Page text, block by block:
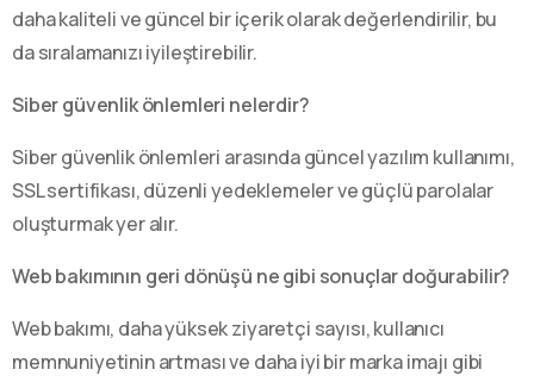
daha kaliteli ve güncel bir içerik olarak değerlendirilir, bu
da sıralamanızı iyileştirebilir.
Siber güvenlik önlemleri nelerdir?
Siber güvenlik önlemleri arasında güncel yazılım kullanımı,
SSL sertifikası, düzenli yedeklemeler ve güçlü parolalar
oluşturmak yer alır.
Web bakımının geri dönüşü ne gibi sonuçlar doğurabilir?
Web bakımı, daha yüksek ziyaretçi sayısı, kullanıcı
memnuniyetinin artması ve daha iyi bir marka imajı gibi